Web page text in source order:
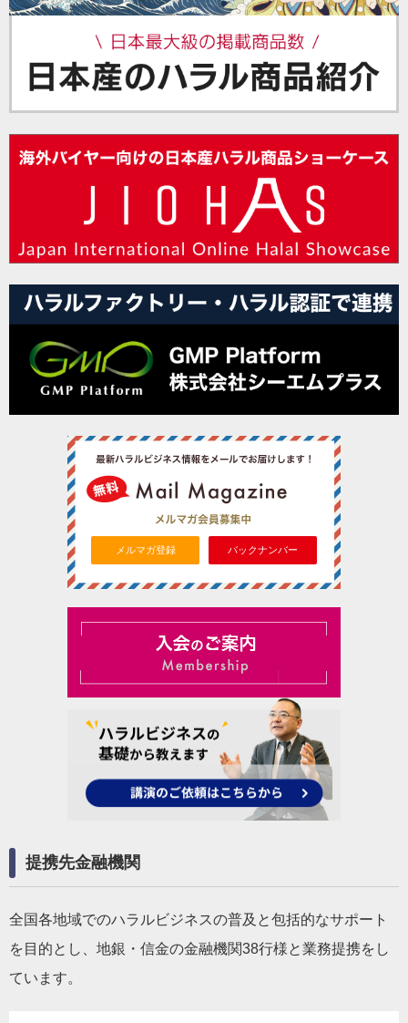
メルマガ登録 バックナンバー
提携先金融機関
全国各地域でのハラルビジネスの普及と包括的なサポート
を目的とし、地銀・信金の金融機関38行様と業務提携をし
ています。